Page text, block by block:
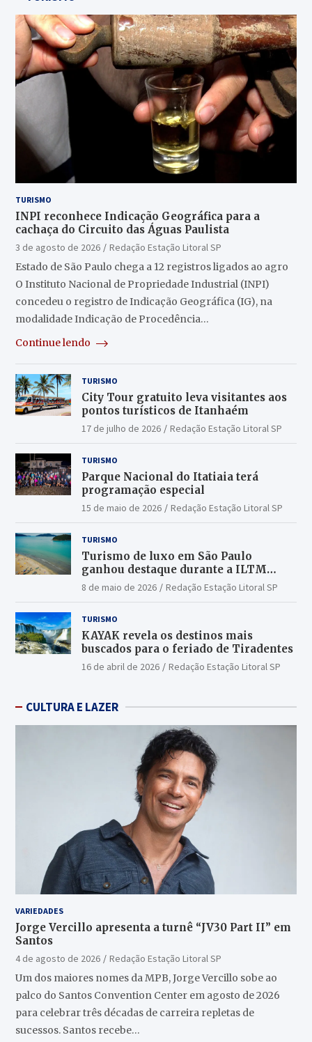
TURISMO
INPI reconhece Indicação Geográfica para a
cachaça do Circuito das Águas Paulista
3 de agosto de 2026
Redação Estação Litoral SP
Estado de São Paulo chega a 12 registros ligados ao agro
O Instituto Nacional de Propriedade Industrial (INPI)
concedeu o registro de Indicação Geográfica (IG), na
modalidade Indicação de Procedência…
Continue lendo
TURISMO
City Tour gratuito leva visitantes aos
pontos turísticos de Itanhaém
17 de julho de 2026 Redação Estação Litoral SP
TURISMO
Parque Nacional do Itatiaia terá
programação especial
15 de maio de 2026 Redação Estação Litoral SP
TURISMO
Turismo de luxo em São Paulo
ganhou destaque durante a ILTM
Latin America 2026
8 de maio de 2026 Redação Estação Litoral SP
TURISMO
KAYAK revela os destinos mais
buscados para o feriado de Tiradentes
16 de abril de 2026 Redação Estação Litoral SP
CULTURA E LAZER
VARIEDADES
Jorge Vercillo apresenta a turnê “JV30 Part II” em
Santos
4 de agosto de 2026
Redação Estação Litoral SP
Um dos maiores nomes da MPB, Jorge Vercillo sobe ao
palco do Santos Convention Center em agosto de 2026
para celebrar três décadas de carreira repletas de
sucessos. Santos recebe…